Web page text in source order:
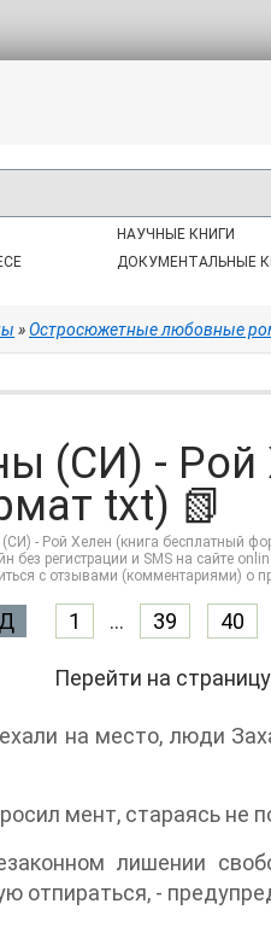
НАУЧНЫЕ КНИГИ
ДОКУМЕНТАЛЬНЫЕ
»Остросюжетные любовные
(СИ) - Рой
txt) 📗
- Рой Хелен (книга бесплатный
без регистрации и SMS на сайте
с отзывами (комментариями) о
1 ... 39 40
Перейти на
на место, люди
мент, стараясь не
лишении
отпираться, -